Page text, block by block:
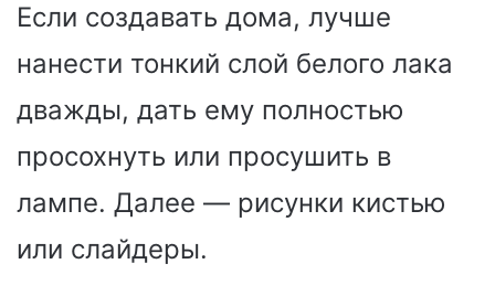
Если создавать дома, лучше
нанести тонкий слой белого лака
дважды, дать ему полностью
просохнуть или просушить в
лампе. Далее — рисунки кистью
или слайдеры.